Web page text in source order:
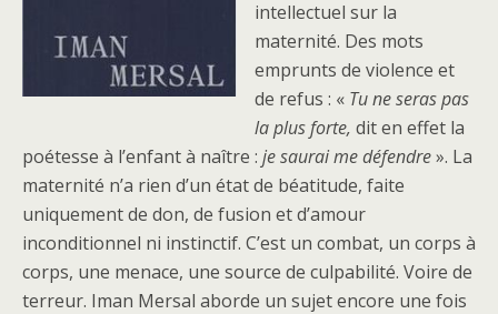
intellectuel sur la
maternité. Des mots
emprunts de violence et
de refus : « Tu ne seras pas
la plus forte, dit en effet la
poétesse à l’enfant à naître : je saurai me défendre». La
maternité n’a rien d’un état de béatitude, faite
uniquement de don, de fusion et d’amour
inconditionnel ni instinctif. C’est un combat, un corps à
corps, une menace, une source de culpabilité. Voire de
terreur. Iman Mersal aborde un sujet encore une fois